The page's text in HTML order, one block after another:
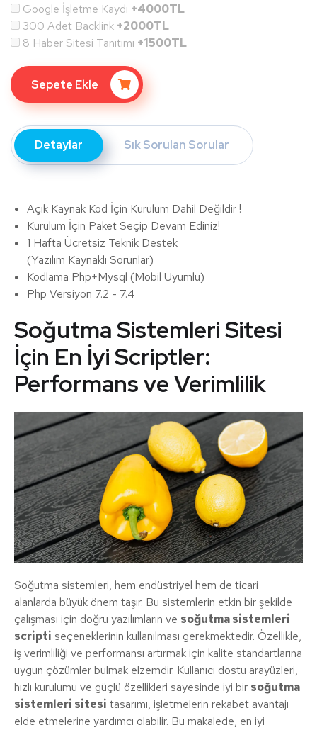
Google İşletme Kaydı +4000TL
300 Adet Backlink +2000TL
8 Haber Sitesi Tanıtımı +1500TL
Sepete Ekle
Detaylar Sık Sorulan Sorular
Açık Kaynak Kod İçin Kurulum Dahil Değildir !
Kurulum İçin Paket Seçip Devam Ediniz!
1 Hafta Ücretsiz Teknik Destek
(Yazılım Kaynaklı Sorunlar)
Kodlama Php+Mysql (Mobil Uyumlu)
Php Versiyon 7.2 - 7.4
Soğutma Sistemleri Sitesi
İçin En İyi Scriptler:
Performans ve Verimlilik
Soğutma sistemleri, hem endüstriyel hem de ticari
alanlarda büyük önem taşır. Bu sistemlerin etkin bir şekilde
çalışması için doğru yazılımların ve soğutma sistemleri
scripti seçeneklerinin kullanılması gerekmektedir. Özellikle,
iş verimliliği ve performansı artırmak için kalite standartlarına
uygun çözümler bulmak elzemdir. Kullanıcı dostu arayüzleri,
hızlı kurulumu ve güçlü özellikleri sayesinde iyi bir soğutma
sistemleri sitesi tasarımı, işletmelerin rekabet avantajı
elde etmelerine yardımcı olabilir. Bu makalede, en iyi